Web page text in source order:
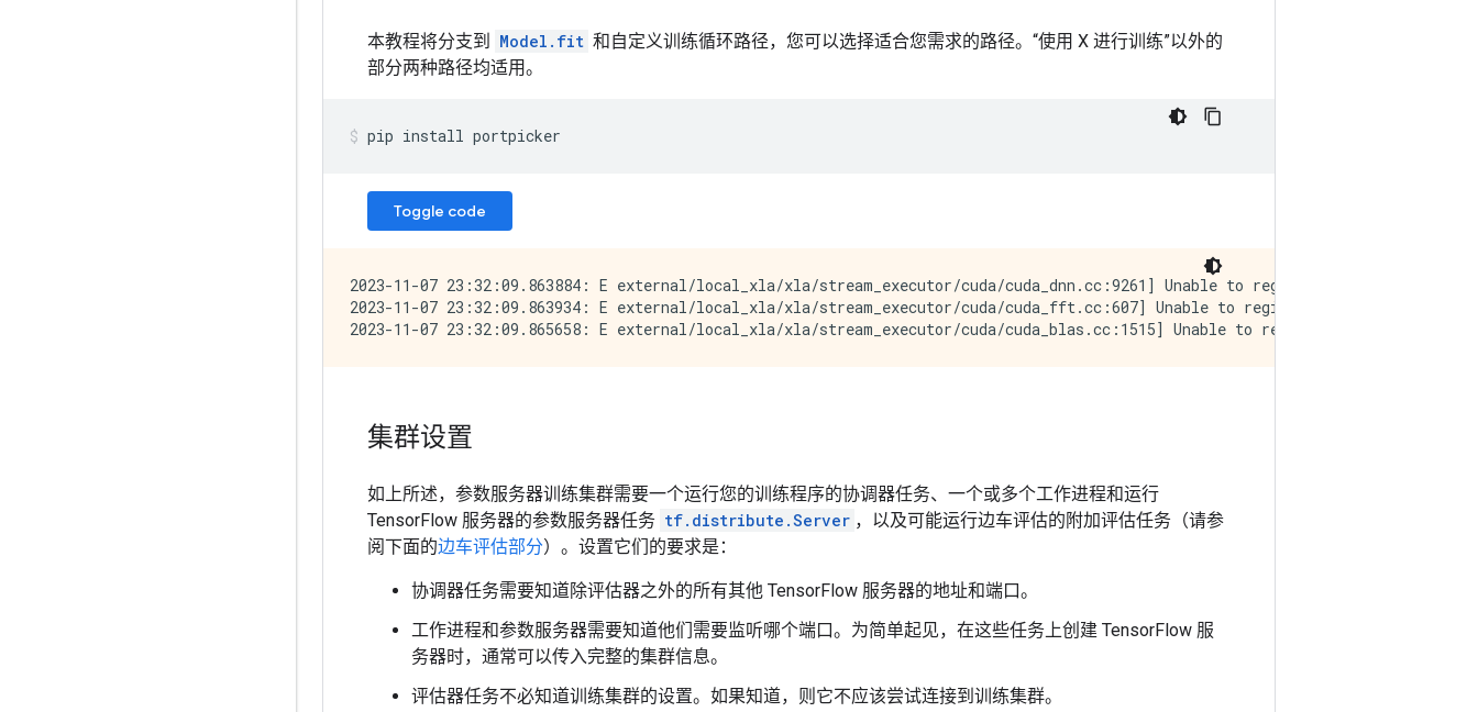
本教程将分支到 Model.fit 和自定义训练循环路径，您可以选择适合您需求的路径。“使用 X 进行训练”以外的
部分两种路径均适用。
pip install portpicker
Toggle code
2023-11-07 23:32:09.863884: E external/local_xla/xla/stream_executor/cuda/cuda_dnn.cc:9261] Unable to register cuDNN
2023-11-07 23:32:09.863934: E external/local_xla/xla/stream_executor/cuda/cuda_fft.cc:607] Unable to register cuFFT factory:
集群设置
如上所述，参数服务器训练集群需要一个运行您的训练程序的协调器任务、一个或多个工作进程和运行
TensorFlow 服务器的参数服务器任务 tf.distribute.Server ，以及可能运行边车评估的附加评估任务（请参
阅下面的边车评估部分）。设置它们的要求是：
协调器任务需要知道除评估器之外的所有其他 TensorFlow 服务器的地址和端口。
工作进程和参数服务器需要知道他们需要监听哪个端口。为简单起见，在这些任务上创建 TensorFlow 服
务器时，通常可以传入完整的集群信息。
评估器任务不必知道训练集群的设置。如果知道，则它不应该尝试连接到训练集群。